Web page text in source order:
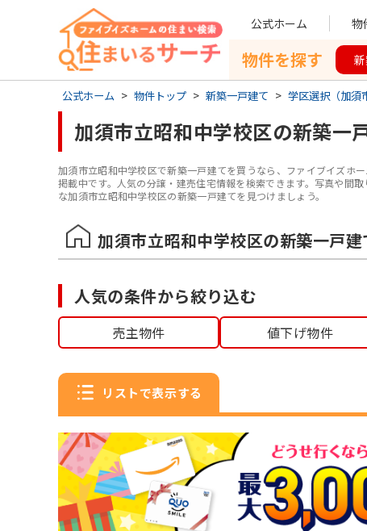
公式ホーム 物
物件を探す
公式ホーム > 物件トップ > 新築一戸建て > 学区選択（加須
加須市立昭和中学校区の新築一
加須市立昭和中学校区で新築一戸建てを買うなら、ファイブイズホ
掲載中です。人気の分譲・建売住宅情報を検索できます。写真や間
な加須市立昭和中学校区の新築一戸建てを見つけましょう。
加須市立昭和中学校区の新築一戸建
人気の条件から絞り込む
売主物件 値下げ物件
リストで表示する